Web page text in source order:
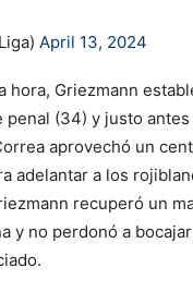
April 13, 2024
hora, Griezmann
penal (34) y justo
aprovechó un
adelantar a los
recuperó un
y no perdonó a